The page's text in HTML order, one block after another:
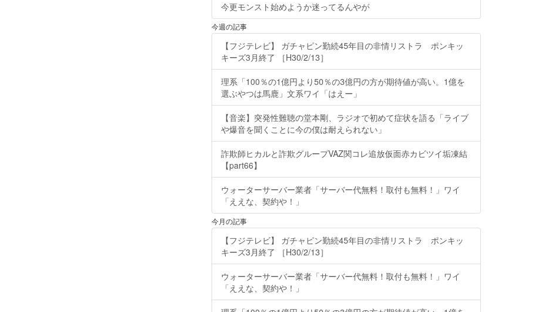
今更モンスト始めようか迷ってるんやが
今週の記事
【フジテレビ】 ガチャピン勤続45年目の非情リストラ ポンキッ
キーズ3月終了 ［H30/2/13］
理系「100％の1億円より50％の3億円の方が期待値が高い。1億を
選ぶやつは馬鹿」文系ワイ「はえー」
【音楽】突発性難聴の堂本剛、ラジオで初めて症状を語る「ライブ
や爆音を聞くことに今の僕は耐えられない」
詐欺師ヒカルと詐欺グループVAZ関コレ追放仮面赤カビツイ垢凍結
【part66】
ウォーターサーバー業者「サーバー代無料！取付も無料！」ワイ
「ええな、契約や！」
今月の記事
【フジテレビ】 ガチャピン勤続45年目の非情リストラ ポンキッ
キーズ3月終了 ［H30/2/13］
ウォーターサーバー業者「サーバー代無料！取付も無料！」ワイ
「ええな、契約や！」